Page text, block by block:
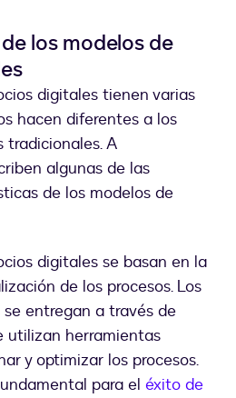
los modelos de
digitales tienen varias
hacen diferentes a los
tradicionales. A
algunas de las
de los modelos de
digitales se basan en la
de los procesos. Los
entregan a través de
utilizan herramientas
y optimizar los procesos.
para el éxito de